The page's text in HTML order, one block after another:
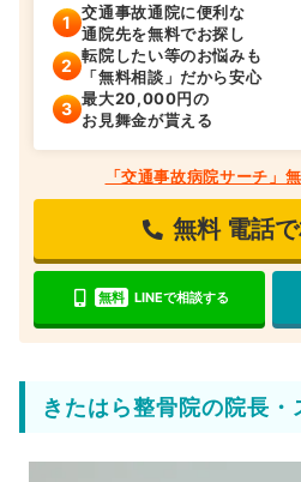
交通事故通院に便利な
通院先を無料でお探し
転院したい等のお悩みも
「無料相談」だから安心
最大20,000円の
お見舞金が貰える
「交通事故病院サーチ」
無料 電話
無料 LINEで相談する
きたはら整骨院の院長・